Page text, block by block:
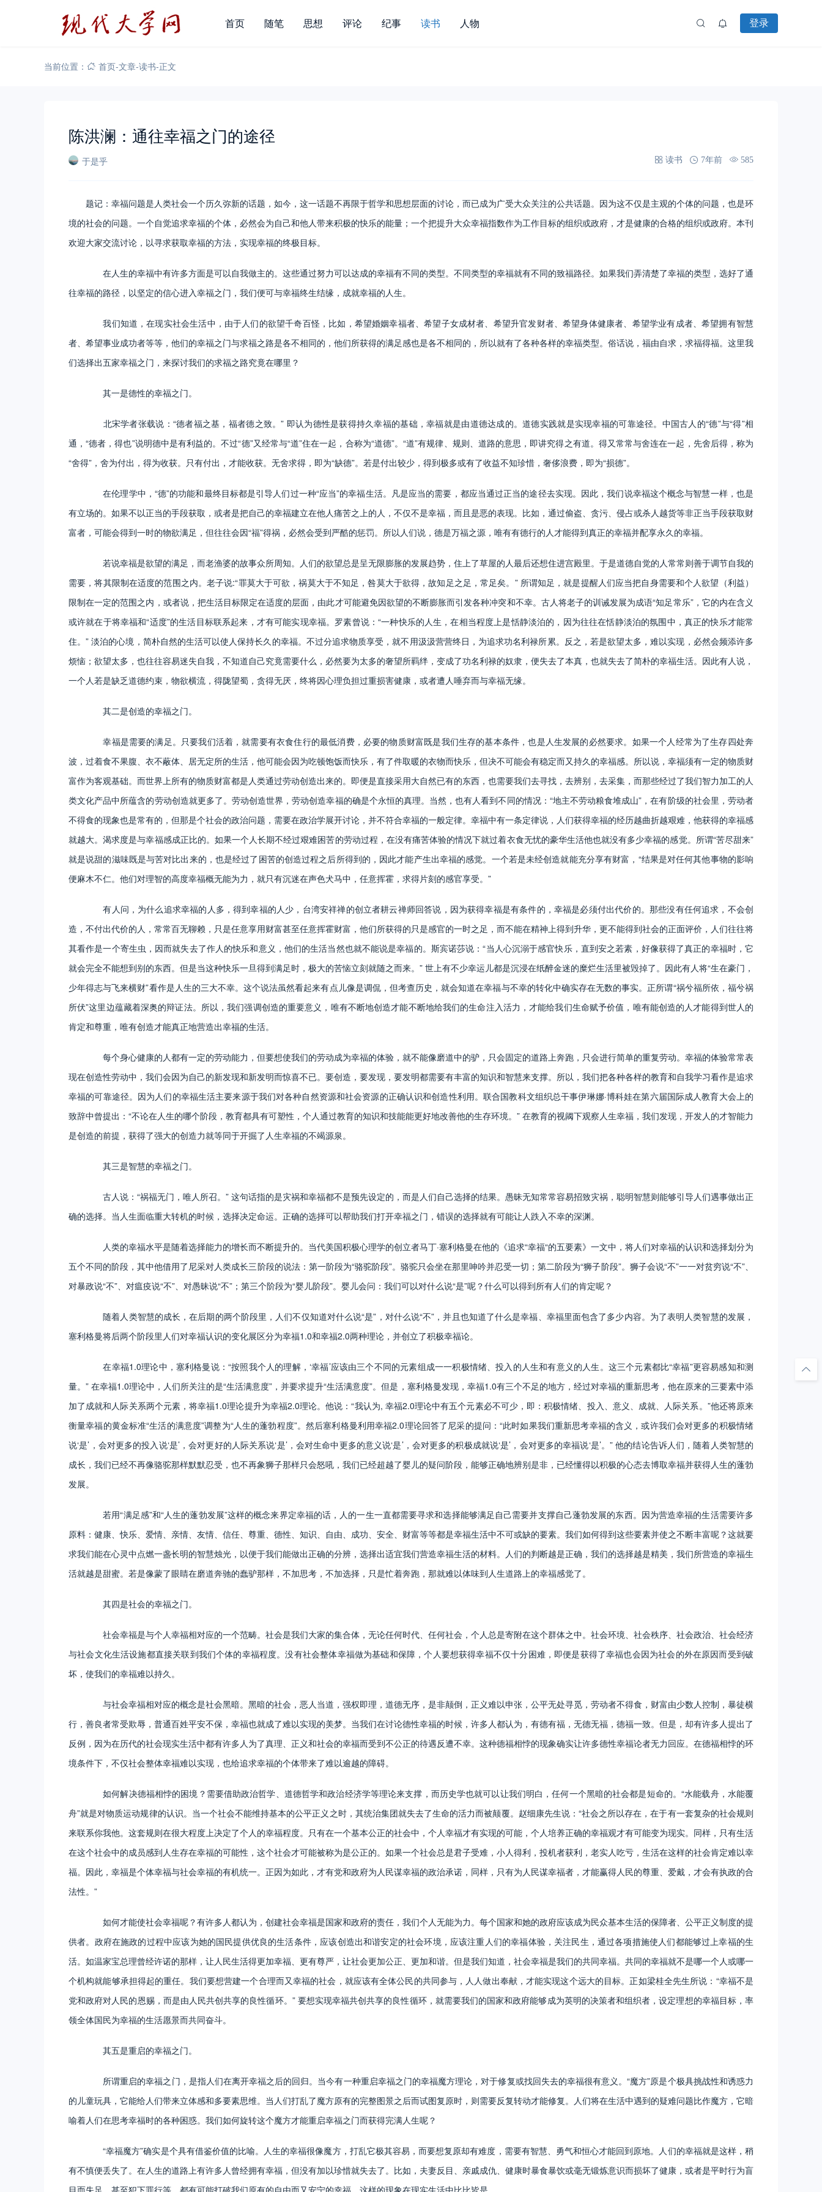
首页 随笔 思想 评论 纪事 读书 人物 登录
当前位置： 首页-文章-读书-正文
陈洪澜：通往幸福之门的途径
于是乎 读书 7年前 585
题记：幸福问题是人类社会一个历久弥新的话题，如今，这一话题不再限于哲学和思想层面的讨论，而已成为广受大众关注的公共话题。因为这不仅是主观的个体的问题，也是环
境的社会的问题。一个自觉追求幸福的个体，必然会为自己和他人带来积极的快乐的能量；一个把提升大众幸福指数作为工作目标的组织或政府，才是健康的合格的组织或政府。本刊
欢迎大家交流讨论，以寻求获取幸福的方法，实现幸福的终极目标。
在人生的幸福中有许多方面是可以自我做主的。这些通过努力可以达成的幸福有不同的类型。不同类型的幸福就有不同的致福路径。如果我们弄清楚了幸福的类型，选好了通
往幸福的路径，以坚定的信心进入幸福之门，我们便可与幸福终生结缘，成就幸福的人生。
我们知道，在现实社会生活中，由于人们的欲望千奇百怪，比如，希望婚姻幸福者、希望子女成材者、希望升官发财者、希望身体健康者、希望学业有成者、希望拥有智慧
者、希望事业成功者等等，他们的幸福之门与求福之路是各不相同的，他们所获得的满足感也是各不相同的，所以就有了各种各样的幸福类型。俗话说，福由自求，求福得福。这里我
们选择出五家幸福之门，来探讨我们的求福之路究竟在哪里？
其一是德性的幸福之门。
北宋学者张载说：“德者福之基，福者德之致。” 即认为德性是获得持久幸福的基础，幸福就是由道德达成的。道德实践就是实现幸福的可靠途径。中国古人的“德”与“得”相
通，“德者，得也”说明德中是有利益的。不过“德”又经常与“道”住在一起，合称为“道德”。“道”有规律、规则、道路的意思，即讲究得之有道。得又常常与舍连在一起，先舍后得，称为
“舍得”，舍为付出，得为收获。只有付出，才能收获。无舍求得，即为“缺德”。若是付出较少，得到极多或有了收益不知珍惜，奢侈浪费，即为“损德”。
在伦理学中，“德”的功能和最终目标都是引导人们过一种“应当”的幸福生活。凡是应当的需要，都应当通过正当的途径去实现。因此，我们说幸福这个概念与智慧一样，也是
有立场的。如果不以正当的手段获取，或者是把自己的幸福建立在他人痛苦之上的人，不仅不是幸福，而且是恶的表现。比如，通过偷盗、贪污、侵占或杀人越货等非正当手段获取财
富者，可能会得到一时的物欲满足，但往往会因“福”得祸，必然会受到严酷的惩罚。所以人们说，德是万福之源，唯有有德行的人才能得到真正的幸福并配享永久的幸福。
若说幸福是欲望的满足，而老渔婆的故事众所周知。人们的欲望总是呈无限膨胀的发展趋势，住上了草屋的人最后还想住进宫殿里。于是道德自觉的人常常则善于调节自我的
需要，将其限制在适度的范围之内。老子说:“罪莫大于可欲，祸莫大于不知足，咎莫大于欲得，故知足之足，常足矣。” 所谓知足，就是提醒人们应当把自身需要和个人欲望（利益）
限制在一定的范围之内，或者说，把生活目标限定在适度的层面，由此才可能避免因欲望的不断膨胀而引发各种冲突和不幸。古人将老子的训诫发展为成语“知足常乐”，它的内在含义
或许就在于将幸福和“适度”的生活目标联系起来，才有可能实现幸福。罗素曾说：“一种快乐的人生，在相当程度上是恬静淡泊的，因为往往在恬静淡泊的氛围中，真正的快乐才能常
住。” 淡泊的心境，简朴自然的生活可以使人保持长久的幸福。不过分追求物质享受，就不用汲汲营营终日，为追求功名利禄所累。反之，若是欲望太多，难以实现，必然会频添许多
烦恼；欲望太多，也往往容易迷失自我，不知道自己究竟需要什么，必然要为太多的奢望所羁绊，变成了功名利禄的奴隶，便失去了本真，也就失去了简朴的幸福生活。因此有人说，
一个人若是缺乏道德约束，物欲横流，得陇望蜀，贪得无厌，终将因心理负担过重损害健康，或者遭人唾弃而与幸福无缘。
其二是创造的幸福之门。
幸福是需要的满足。只要我们活着，就需要有衣食住行的最低消费，必要的物质财富既是我们生存的基本条件，也是人生发展的必然要求。如果一个人经常为了生存四处奔
波，过着食不果腹、衣不蔽体、居无定所的生活，他可能会因为吃顿饱饭而快乐，有了件取暖的衣物而快乐，但决不可能会有稳定而又持久的幸福感。所以说，幸福须有一定的物质财
富作为客观基础。而世界上所有的物质财富都是人类通过劳动创造出来的。即便是直接采用大自然已有的东西，也需要我们去寻找，去辨别，去采集，而那些经过了我们智力加工的人
类文化产品中所蕴含的劳动创造就更多了。劳动创造世界，劳动创造幸福的确是个永恒的真理。当然，也有人看到不同的情况：“地主不劳动粮食堆成山”，在有阶级的社会里，劳动者
不得食的现象也是常有的，但那是个社会的政治问题，需要在政治学展开讨论，并不符合幸福的一般定律。幸福中有一条定律说，人们获得幸福的经历越曲折越艰难，他获得的幸福感
就越大。渴求度是与幸福感成正比的。如果一个人长期不经过艰难困苦的劳动过程，在没有痛苦体验的情况下就过着衣食无忧的豪华生活他也就没有多少幸福的感觉。所谓“苦尽甜来”
就是说甜的滋味既是与苦对比出来的，也是经过了困苦的创造过程之后所得到的，因此才能产生出幸福的感觉。一个若是未经创造就能充分享有财富，“结果是对任何其他事物的影响
便麻木不仁。他们对理智的高度幸福概无能为力，就只有沉迷在声色犬马中，任意挥霍，求得片刻的感官享受。”
有人问，为什么追求幸福的人多，得到幸福的人少，台湾安祥禅的创立者耕云禅师回答说，因为获得幸福是有条件的，幸福是必须付出代价的。那些没有任何追求，不会创
造，不付出代价的人，常常百无聊赖，只是任意享用财富甚至任意挥霍财富，他们所获得的只是感官的一时之足，而不能在精神上得到升华，更不能得到社会的正面评价，人们往往将
其看作是一个寄生虫，因而就失去了作人的快乐和意义，他们的生活当然也就不能说是幸福的。斯宾诺莎说：“当人心沉溺于感官快乐，直到安之若素，好像获得了真正的幸福时，它
就会完全不能想到别的东西。但是当这种快乐一旦得到满足时，极大的苦恼立刻就随之而来。” 世上有不少幸运儿都是沉浸在纸醉金迷的糜烂生活里被毁掉了。因此有人将“生在豪门，
少年得志与飞来横财”看作是人生的三大不幸。这个说法虽然看起来有点儿像是调侃，但考查历史，就会知道在幸福与不幸的转化中确实存在无数的事实。正所谓“祸兮福所依，福兮祸
所伏”这里边蕴藏着深奥的辩证法。所以，我们强调创造的重要意义，唯有不断地创造才能不断地给我们的生命注入活力，才能给我们生命赋予价值，唯有能创造的人才能得到世人的
肯定和尊重，唯有创造才能真正地营造出幸福的生活。
每个身心健康的人都有一定的劳动能力，但要想使我们的劳动成为幸福的体验，就不能像磨道中的驴，只会固定的道路上奔跑，只会进行简单的重复劳动。幸福的体验常常表
现在创造性劳动中，我们会因为自己的新发现和新发明而惊喜不已。要创造，要发现，要发明都需要有丰富的知识和智慧来支撑。所以，我们把各种各样的教育和自我学习看作是追求
幸福的可靠途径。因为人们的幸福生活主要来源于我们对各种自然资源和社会资源的正确认识和创造性利用。联合国教科文组织总干事伊琳娜·博科娃在第六届国际成人教育大会上的
致辞中曾提出：“不论在人生的哪个阶段，教育都具有可塑性，个人通过教育的知识和技能能更好地改善他的生存环境。” 在教育的视阈下观察人生幸福，我们发现，开发人的才智能力
是创造的前提，获得了强大的创造力就等同于开掘了人生幸福的不竭源泉。
其三是智慧的幸福之门。
古人说：“祸福无门，唯人所召。” 这句话指的是灾祸和幸福都不是预先设定的，而是人们自己选择的结果。愚昧无知常常容易招致灾祸，聪明智慧则能够引导人们遇事做出正
确的选择。当人生面临重大转机的时候，选择决定命运。正确的选择可以帮助我们打开幸福之门，错误的选择就有可能让人跌入不幸的深渊。
人类的幸福水平是随着选择能力的增长而不断提升的。当代美国积极心理学的创立者马丁·塞利格曼在他的《追求“幸福“的五要素》一文中，将人们对幸福的认识和选择划分为
五个不同的阶段，其中他借用了尼采对人类成长三阶段的说法：第一阶段为“骆驼阶段”。骆驼只会坐在那里呻吟并忍受一切；第二阶段为“狮子阶段”。狮子会说“不”一一对贫穷说“不”、
对暴政说“不”、对瘟疫说“不”、对愚昧说“不”；第三个阶段为“婴儿阶段”。婴儿会问：我们可以对什么说“是”呢？什么可以得到所有人们的肯定呢？
随着人类智慧的成长，在后期的两个阶段里，人们不仅知道对什么说“是”，对什么说“不”，并且也知道了什么是幸福、幸福里面包含了多少内容。为了表明人类智慧的发展，
塞利格曼将后两个阶段里人们对幸福认识的变化展区分为幸福1.0和幸福2.0两种理论，并创立了积极幸福论。
在幸福1.0理论中，塞利格曼说：“按照我个人的理解，‘幸福’应该由三个不同的元素组成一一积极情绪、投入的人生和有意义的人生。这三个元素都比“幸福”更容易感知和测
量。” 在幸福1.0理论中，人们所关注的是“生活满意度”，并要求提升“生活满意度”。但是，塞利格曼发现，幸福1.0有三个不足的地方，经过对幸福的重新思考，他在原来的三要素中添
加了成就和人际关系两个元素，将幸福1.0理论提升为幸福2.0理论。他说：“我认为, 幸福2.0理论中有五个元素必不可少，即：积极情绪、投入、意义、成就、人际关系。”他还将原来
衡量幸福的黄金标准“生活的满意度”调整为“人生的蓬勃程度”。然后塞利格曼利用幸福2.0理论回答了尼采的提问：“此时如果我们重新思考幸福的含义，或许我们会对更多的积极情绪
说‘是’，会对更多的投入说‘是’，会对更好的人际关系说‘是’，会对生命中更多的意义说‘是’，会对更多的积极成就说‘是’，会对更多的幸福说‘是’。” 他的结论告诉人们，随着人类智慧的
成长，我们已经不再像骆驼那样默默忍受，也不再象狮子那样只会怒吼，我们已经超越了婴儿的疑问阶段，能够正确地辨别是非，已经懂得以积极的心态去博取幸福并获得人生的蓬勃
发展。
若用“满足感”和“人生的蓬勃发展”这样的概念来界定幸福的话，人的一生一直都需要寻求和选择能够满足自己需要并支撑自己蓬勃发展的东西。因为营造幸福的生活需要许多
原料：健康、快乐、爱情、亲情、友情、信任、尊重、德性、知识、自由、成功、安全、财富等等都是幸福生活中不可或缺的要素。我们如何得到这些要素并使之不断丰富呢？这就要
求我们能在心灵中点燃一盏长明的智慧烛光，以便于我们能做出正确的分辨，选择出适宜我们营造幸福生活的材料。人们的判断越是正确，我们的选择越是精美，我们所营造的幸福生
活就越是甜蜜。若是像蒙了眼睛在磨道奔驰的蠢驴那样，不加思考，不加选择，只是忙着奔跑，那就难以体味到人生道路上的幸福感觉了。
其四是社会的幸福之门。
社会幸福是与个人幸福相对应的一个范畴。社会是我们大家的集合体，无论任何时代、任何社会，个人总是寄附在这个群体之中。社会环境、社会秩序、社会政治、社会经济
与社会文化生活设施都直接关联到我们个体的幸福程度。没有社会整体幸福做为基础和保障，个人要想获得幸福不仅十分困难，即便是获得了幸福也会因为社会的外在原因而受到破
坏，使我们的幸福难以持久。
与社会幸福相对应的概念是社会黑暗。黑暗的社会，恶人当道，强权即理，道德无序，是非颠倒，正义难以申张，公平无处寻觅，劳动者不得食，财富由少数人控制，暴徒横
行，善良者常受欺辱，普通百姓平安不保，幸福也就成了难以实现的美梦。当我们在讨论德性幸福的时候，许多人都认为，有德有福，无德无福，德福一致。但是，却有许多人提出了
反例，因为在历代的社会现实生活中都有许多人为了真理、正义和社会的幸福而受到不公正的待遇反遭不幸。这种德福相悖的现象确实让许多德性幸福论者无力回应。在德福相悖的环
境条件下，不仅社会整体幸福难以实现，也给追求幸福的个体带来了难以逾越的障碍。
如何解决德福相悖的困境？需要借助政治哲学、道德哲学和政治经济学等理论来支撑，而历史学也就可以让我们明白，任何一个黑暗的社会都是短命的。“水能载舟，水能覆
舟”就是对物质运动规律的认识。当一个社会不能维持基本的公平正义之时，其统治集团就失去了生命的活力而被颠覆。赵细康先生说：“社会之所以存在，在于有一套复杂的社会规则
来联系你我他。这套规则在很大程度上决定了个人的幸福程度。只有在一个基本公正的社会中，个人幸福才有实现的可能，个人培养正确的幸福观才有可能变为现实。同样，只有生活
在这个社会中的成员感到人生存在幸福的可能性，这个社会才可能被称为是公正的。如果一个社会总是君子受难，小人得利，投机者获利，老实人吃亏，生活在这样的社会肯定难以幸
福。因此，幸福是个体幸福与社会幸福的有机统一。正因为如此，才有党和政府为人民谋幸福的政治承诺，同样，只有为人民谋幸福者，才能赢得人民的尊重、爱戴，才会有执政的合
法性。”
如何才能使社会幸福呢？有许多人都认为，创建社会幸福是国家和政府的责任，我们个人无能为力。每个国家和她的政府应该成为民众基本生活的保障者、公平正义制度的提
供者。政府在施政的过程中应该为她的国民提供优良的生活条件，应该创造出和谐安定的社会环境，应该注重人们的幸福体验，关注民生，通过各项措施使人们都能够过上幸福的生
活。如温家宝总理曾经许诺的那样，让人民生活得更加幸福、更有尊严，让社会更加公正、更加和谐。但是我们知道，社会幸福是我们的共同幸福。共同的幸福就不是哪一个人或哪一
个机构就能够承担得起的重任。我们要想营建一个合理而又幸福的社会，就应该有全体公民的共同参与，人人做出奉献，才能实现这个远大的目标。正如梁桂全先生所说：“幸福不是
党和政府对人民的恩赐，而是由人民共创共享的良性循环。” 要想实现幸福共创共享的良性循环，就需要我们的国家和政府能够成为英明的决策者和组织者，设定理想的幸福目标，率
领全体国民为幸福的生活愿景而共同奋斗。
其五是重启的幸福之门。
所谓重启的幸福之门，是指人们在离开幸福之后的回归。当今有一种重启幸福之门的幸福魔方理论，对于修复或找回失去的幸福很有意义。“魔方”原是个极具挑战性和诱惑力
的儿童玩具，它能给人们带来立体感和多要素思维。当人们打乱了魔方原有的完整图景之后而试图复原时，则需要反复转动才能修复。人们将在生活中遇到的疑难问题比作魔方，它暗
喻着人们在思考幸福时的各种困惑。我们如何旋转这个魔方才能重启幸福之门而获得完满人生呢？
“幸福魔方”确实是个具有借鉴价值的比喻。人生的幸福很像魔方，打乱它极其容易，而要想复原却有难度，需要有智慧、勇气和恒心才能回到原地。人们的幸福就是这样，稍
有不慎便丢失了。在人生的道路上有许多人曾经拥有幸福，但没有加以珍惜就失去了。比如，夫妻反目、亲戚成仇、健康时暴食暴饮或毫无锻炼意识而损坏了健康，或者是平时行为盲